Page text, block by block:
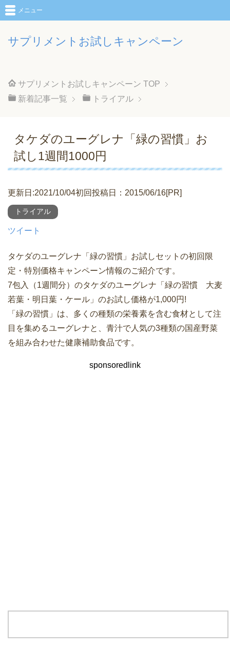
サプリメントお試しキャンペーン
メニュー
サプリメントお試しキャンペーン TOP
新着記事一覧
トライアル
タケダのユーグレナ「緑の習慣」お
試し1週間1000円
更新日:2021/10/04初回投稿日：2015/06/16[PR]
トライアル
ツイート
タケダのユーグレナ「緑の習慣」お試しセットの初回限
定・特別価格キャンペーン情報のご紹介です。
7包入（1週間分）のタケダのユーグレナ「緑の習慣 大麦
若葉・明日葉・ケール」のお試し価格が1,000円!
「緑の習慣」は、多くの種類の栄養素を含む食材として注
目を集めるユーグレナと、青汁で人気の3種類の国産野菜
を組み合わせた健康補助食品です。
sponsoredlink